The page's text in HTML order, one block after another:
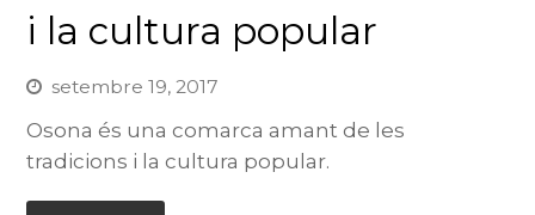
i la cultura popular
setembre 19, 2017
Osona és una comarca amant de les
tradicions i la cultura popular.